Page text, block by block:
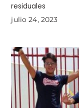
residuales
julio 24, 2023